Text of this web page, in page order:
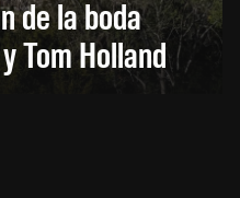
de la boda
Tom Holland